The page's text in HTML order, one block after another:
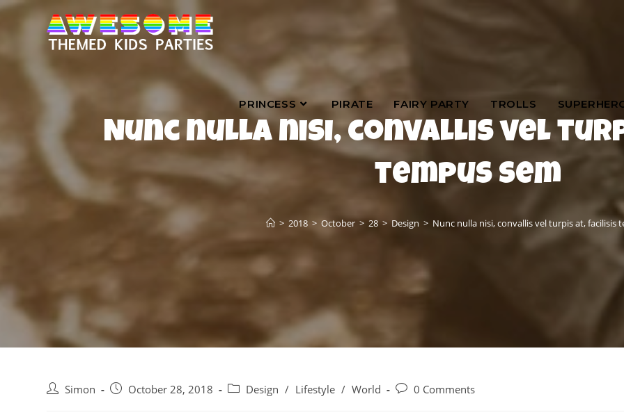
PRINCESS PIRATE FAIRY PARTY TROLLS
Nunc nulla nisi, convallis vel
tempus sem
> 2018 > October > 28 > Design > Nunc nulla nisi, convallis vel turpis at, facilisis
Simon October 28, 2018 Design / Lifestyle / World 0 Comments